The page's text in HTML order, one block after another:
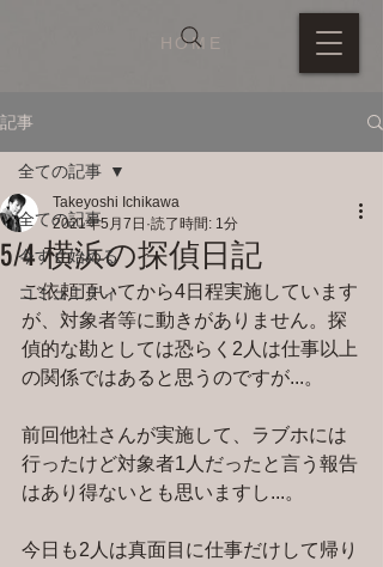
HOME
記事
全ての記事
今すぐ始める
コミュニティ
全ての記事
5/4 横浜の探偵日記
Takeyoshi Ichikawa
2021年5月7日 読了時間: 1分
ご依頼頂いてから4日程実施しています
が、対象者等に動きがありません。探
偵的な勘としては恐らく2人は仕事以上
の関係ではあると思うのですが...。
前回他社さんが実施して、ラブホには
行ったけど対象者1人だったと言う報告
はあり得ないとも思いますし...。
今日も2人は真面目に仕事だけして帰り